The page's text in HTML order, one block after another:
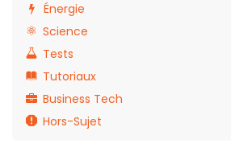
Énergie
Science
Tests
Tutoriaux
Business Tech
Hors-Sujet